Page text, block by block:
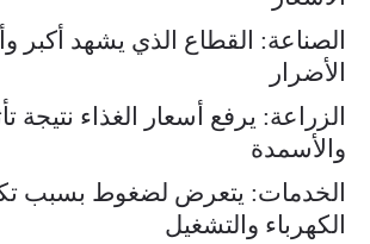
الصناعة: القطاع الذي يشهد أكبر
الأضرار
الزراعة: يرفع أسعار الغذاء نتيجة
والأسمدة
الخدمات: يتعرض لضغوط بسبب
الكهرباء والتشغيل